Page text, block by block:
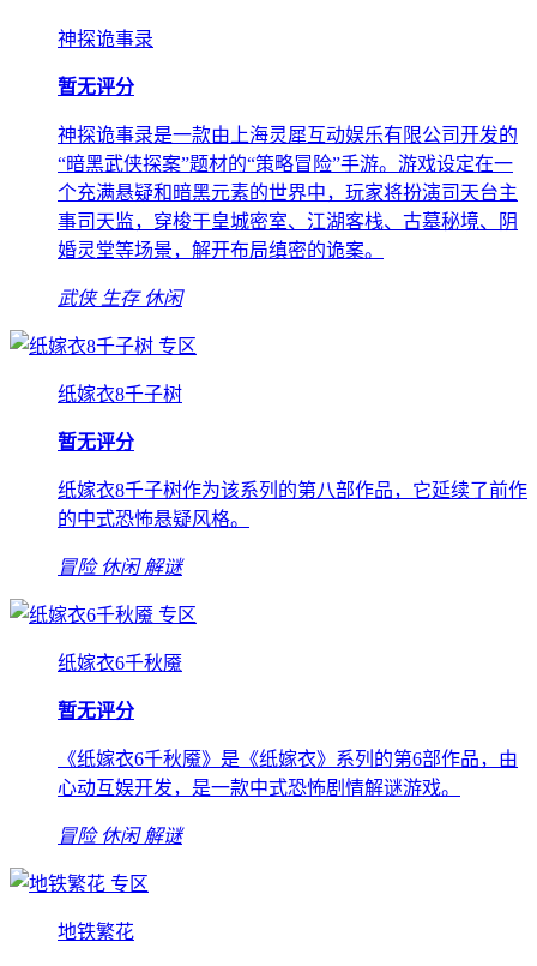
神探诡事录
暂无评分
神探诡事录是一款由上海灵犀互动娱乐有限公司开发的
“暗黑武侠探案”题材的“策略冒险”手游。游戏设定在一
个充满悬疑和暗黑元素的世界中，玩家将扮演司天台主
事司天监，穿梭于皇城密室、江湖客栈、古墓秘境、阴
婚灵堂等场景，解开布局缜密的诡案。
武侠 生存 休闲
专区
纸嫁衣8千子树
暂无评分
纸嫁衣8千子树作为该系列的第八部作品，它延续了前作
的中式恐怖悬疑风格。
冒险 休闲 解谜
专区
纸嫁衣6千秋魇
暂无评分
《纸嫁衣6千秋魇》是《纸嫁衣》系列的第6部作品，由
心动互娱开发，是一款中式恐怖剧情解谜游戏。
冒险 休闲 解谜
专区
地铁繁花